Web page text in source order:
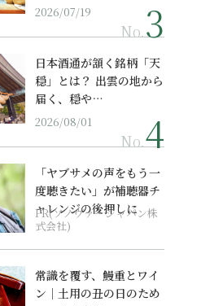
2026/07/19
No.
日本酒通が頷く銘柄「天
穏」とは？ 出雲の地から
届く、穏や…
2026/08/01
No.
「ヤブサメの声をもう一
度聴きたい」が補聴器チ
ャレンジの後押しに
PR(ソノヴァ・ジャパン株
式会社)
常識を覆す、鰻重とワイ
ン｜土用の丑の日のため